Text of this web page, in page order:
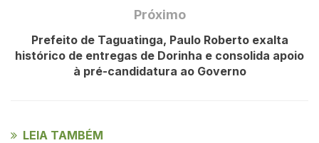
Próximo
Prefeito de Taguatinga, Paulo Roberto exalta
histórico de entregas de Dorinha e consolida apoio
à pré-candidatura ao Governo
LEIA TAMBÉM